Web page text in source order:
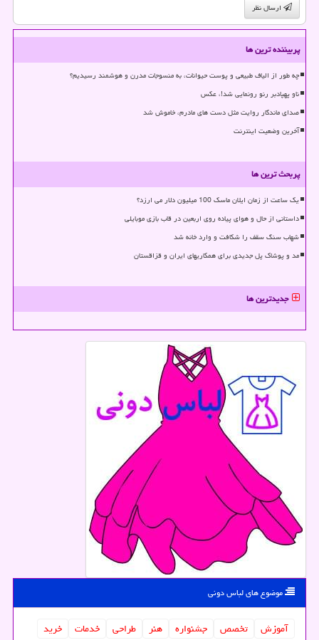
ارسال نظر
پربیننده ترین ها
چه طور از الیاف طبیعی و پوست حیوانات، به منسوجات مدرن و هوشمند رسیدیم؟
ناو پهپادبر رنو رونمایی شد!، عکس
صدای ماندگار روایت مثل دست های مادرم، خاموش شد
آخرین وضعیت اینترنت
پربحث ترین ها
یک ساعت از زمان ایلان ماسک 100 میلیون دلار می ارزد؟
داستانی از حال و هوای پیاده روی اربعین در قاب بازی موبایلی
شهاب سنگ سقف را شکافت و وارد خانه شد
مد و پوشاک پل جدیدی برای همکاریهای ایران و قزاقستان
جدیدترین ها
موضوع های لباس دونی
آموزش تخصص جشنواره هنر طراحی خدمات
خرید